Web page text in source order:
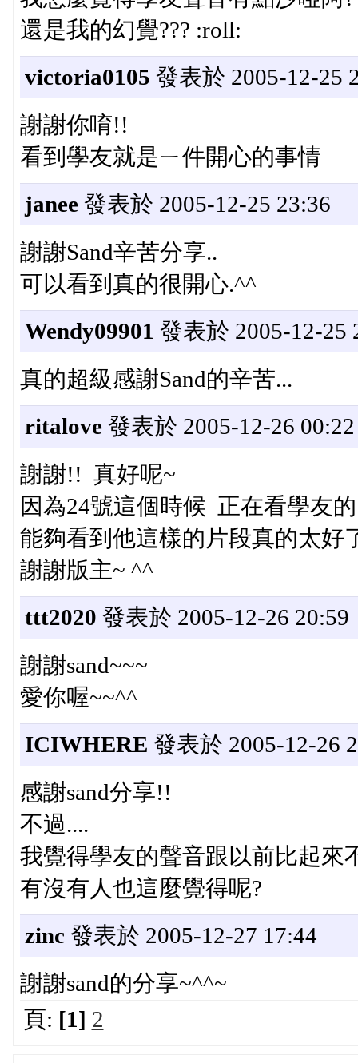
還是我的幻覺??? :roll:
victoria0105 發表於 2005-12-25
謝謝你唷!!
看到學友就是ㄧ件開心的事情
janee發表於 2005-12-25 23:36
謝謝Sand辛苦分享..
可以看到真的很開心.^^
Wendy09901 發表於 2005-12-25
真的超級感謝Sand的辛苦...
ritalove發表於 2005-12-26 00:22
謝謝!! 真好呢~
因為24號這個時候 正在看學友
能夠看到他這樣的片段真的太好
謝謝版主~ ^^
ttt2020 發表於 2005-12-26 20:59
謝謝sand~~~
愛你喔~~^^
ICIWHERE 發表於 2005-12-26
感謝sand分享!!
不過....
我覺得學友的聲音跟以前比起來
有沒有人也這麼覺得呢?
zinc發表於 2005-12-27 17:44
謝謝sand的分享~^^~
頁: [1] 2